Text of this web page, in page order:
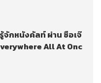
จักหนังคัลท์ ผ่าน ซือเจ๊
All At Onc